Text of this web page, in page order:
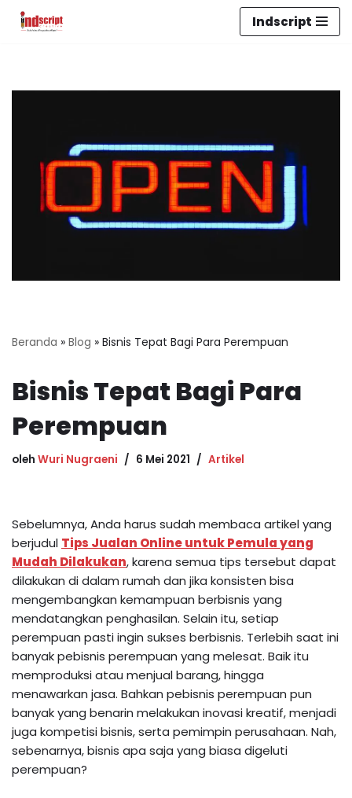
Indscript
Beranda » Blog » Bisnis Tepat Bagi Para Perempuan
Bisnis Tepat Bagi Para
Perempuan
oleh Wuri Nugraeni 6 Mei 2021 Artikel
Sebelumnya, Anda harus sudah membaca artikel yang
berjudul Tips Jualan Online untuk Pemula yang
Mudah Dilakukan, karena semua tips tersebut dapat
dilakukan di dalam rumah dan jika konsisten bisa
mengembangkan kemampuan berbisnis yang
mendatangkan penghasilan. Selain itu, setiap
perempuan pasti ingin sukses berbisnis. Terlebih saat ini
banyak pebisnis perempuan yang melesat. Baik itu
memproduksi atau menjual barang, hingga
menawarkan jasa. Bahkan pebisnis perempuan pun
banyak yang benarin melakukan inovasi kreatif, menjadi
juga kompetisi bisnis, serta pemimpin perusahaan. Nah,
sebenarnya, bisnis apa saja yang biasa digeluti
perempuan?